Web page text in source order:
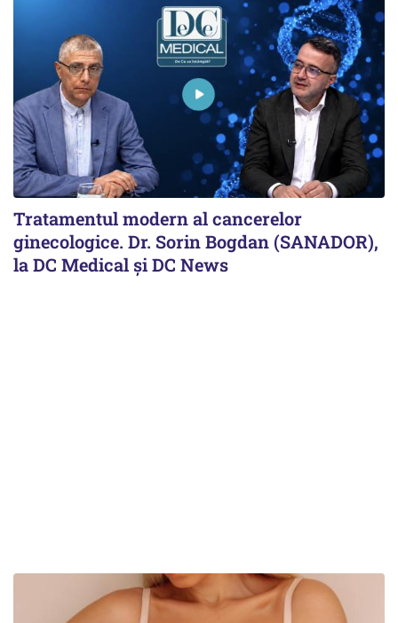
Tratamentul modern al cancerelor
ginecologice. Dr. Sorin Bogdan (SANADOR),
la DC Medical și DC News